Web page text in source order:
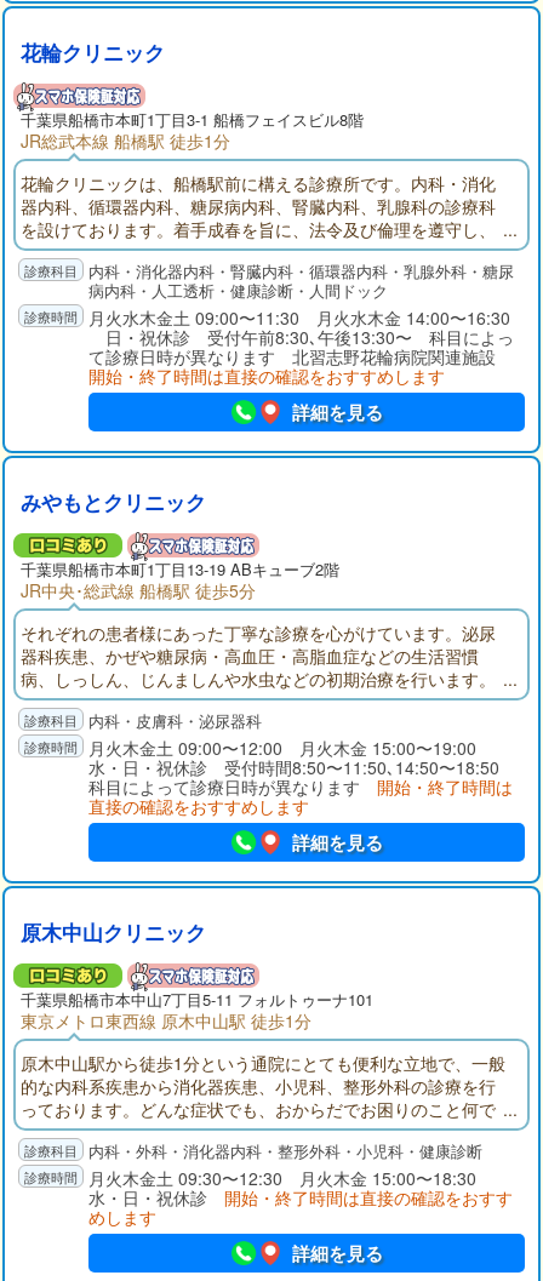
花輪クリニック
千葉県船橋市本町1丁目3-1 船橋フェイスビル8階
JR総武本線 船橋駅 徒歩1分
花輪クリニックは、船橋駅前に構える診療所です。内科・消化
器内科、循環器内科、糖尿病内科、腎臓内科、乳腺科の診療科
を設けております。着手成春を旨に、法令及び倫理を遵守し、
相協力して安全で安心な医療に取り組みます。
内科・消化器内科・腎臓内科・循環器内科・乳腺外科・糖尿
病内科・人工透析・健康診断・人間ドック
月火水木金土 09:00〜11:30 月火水木金 14:00〜16:30
日・祝休診 受付午前8:30､午後13:30〜 科目によっ
て診療日時が異なります 北習志野花輪病院関連施設
開始・終了時間は直接の確認をおすすめします
詳細を見る
みやもとクリニック
千葉県船橋市本町1丁目13-19 ABキューブ2階
JR中央･総武線 船橋駅 徒歩5分
それぞれの患者様にあった丁寧な診療を心がけています。泌尿
器科疾患、かぜや糖尿病・高血圧・高脂血症などの生活習慣
病、しっしん、じんましんや水虫などの初期治療を行います。
採血、エコー（腹部エコー・頸動脈エコー）は当院にて検査い
たします。CT、MRIは提携医療機関で撮影し、当日に診察でき
ます。なるべく不必要な薬は処方しない。患者様の状態に一番
合った薬を考えていきます。
内科・皮膚科・泌尿器科
月火木金土 09:00〜12:00 月火木金 15:00〜19:00
水・日・祝休診 受付時間8:50〜11:50､14:50〜18:50
科目によって診療日時が異なります 開始・終了時間は
直接の確認をおすすめします
詳細を見る
原木中山クリニック
千葉県船橋市本中山7丁目5-11 フォルトゥーナ101
東京メトロ東西線 原木中山駅 徒歩1分
原木中山駅から徒歩1分という通院にとても便利な立地で、一般
的な内科系疾患から消化器疾患、小児科、整形外科の診療を行
っております。どんな症状でも、おからだでお困りのこと何で
もお気軽にご相談をいただけますと幸いでございます。
内科・外科・消化器内科・整形外科・小児科・健康診断
月火木金土 09:30〜12:30 月火木金 15:00〜18:30
水・日・祝休診 開始・終了時間は直接の確認をおすす
めします
詳細を見る